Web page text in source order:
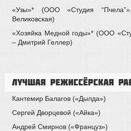
«Узы»* (ООО «Студия
Великовская)
«Хозяйка Медной годы»* (ООО
– Дмитрий Геллер)
Лучшая режиссёрская
Кантемир Балагов («Дылда»)
Сергей Дворцевой («Айка»)
Андрей Смирнов («Француз»)